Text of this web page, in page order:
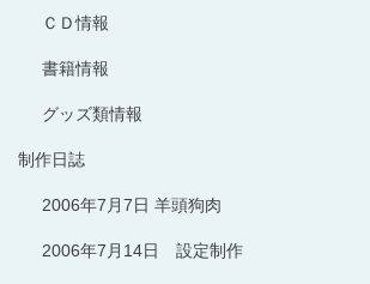
ＣＤ情報
書籍情報
グッズ類情報
制作日誌
2006年7月7日 羊頭狗肉
2006年7月14日 設定制作